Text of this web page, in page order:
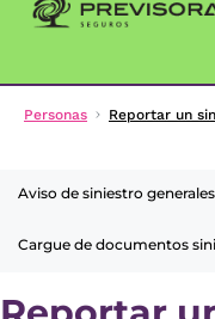
Personas Reportar un
Aviso de siniestro generales
Cargue de documentos